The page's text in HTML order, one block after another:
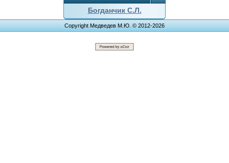
Богданчик С.Л.
Copyright Медведев М.Ю. © 2012-2026